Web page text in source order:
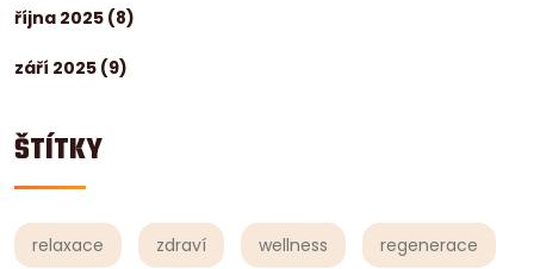
října 2025 (8)
září 2025 (9)
ŠTÍTKY
relaxace zdraví wellness regenerace